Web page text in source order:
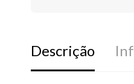
Descrição